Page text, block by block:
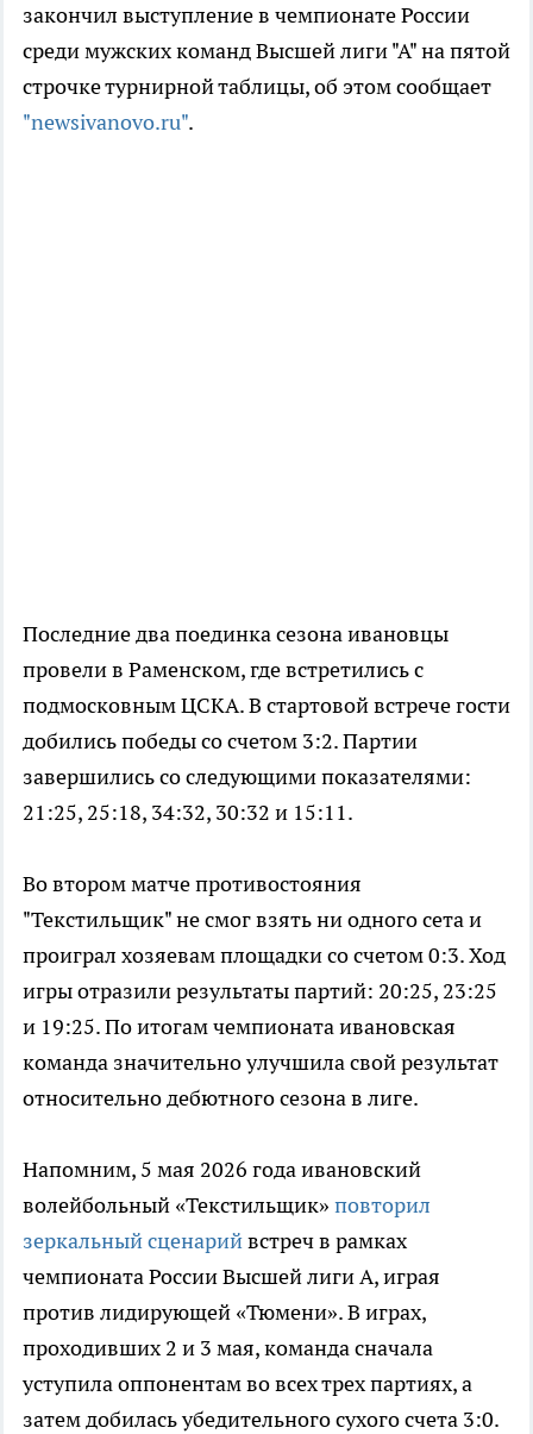
закончил выступление в чемпионате России
среди мужских команд Высшей лиги "А" на пятой
строчке турнирной таблицы, об этом сообщает
"newsivanovo.ru".
Последние два поединка сезона ивановцы
провели в Раменском, где встретились с
подмосковным ЦСКА. В стартовой встрече гости
добились победы со счетом 3:2. Партии
завершились со следующими показателями:
21:25, 25:18, 34:32, 30:32 и 15:11.
Во втором матче противостояния
"Текстильщик" не смог взять ни одного сета и
проиграл хозяевам площадки со счетом 0:3. Ход
игры отразили результаты партий: 20:25, 23:25
и 19:25. По итогам чемпионата ивановская
команда значительно улучшила свой результат
относительно дебютного сезона в лиге.
Напомним, 5 мая 2026 года ивановский
волейбольный «Текстильщик» повторил
зеркальный сценарийвстреч в рамках
чемпионата России Высшей лиги А, играя
против лидирующей «Тюмени». В играх,
проходивших 2 и 3 мая, команда сначала
уступила оппонентам во всех трех партиях, а
затем добилась убедительного сухого счета 3:0.